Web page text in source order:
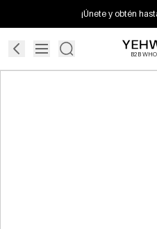
¡Únete y obtén
B2B